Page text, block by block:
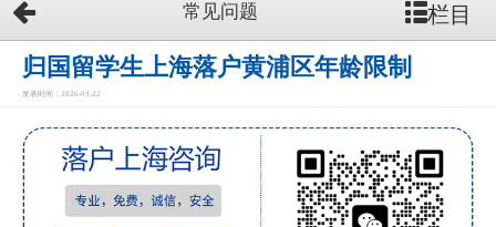
网
站
首
页
留
常见问题 栏目
归国留学生上海落户黄浦区年龄限制
发表时间：2026-03-22